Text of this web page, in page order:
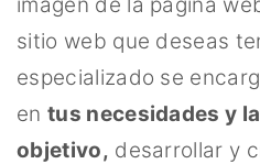
sitio web que deseas
especializado se
en tus necesidades y
objetivo, desarrollar y